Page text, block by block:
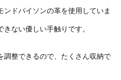
ンドパイソンの革を使用していま
ない優しい手触りです。
調整できるので、たくさん収納で